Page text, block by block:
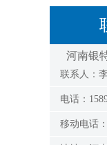
河南银
联系人：
电话：
移动电话